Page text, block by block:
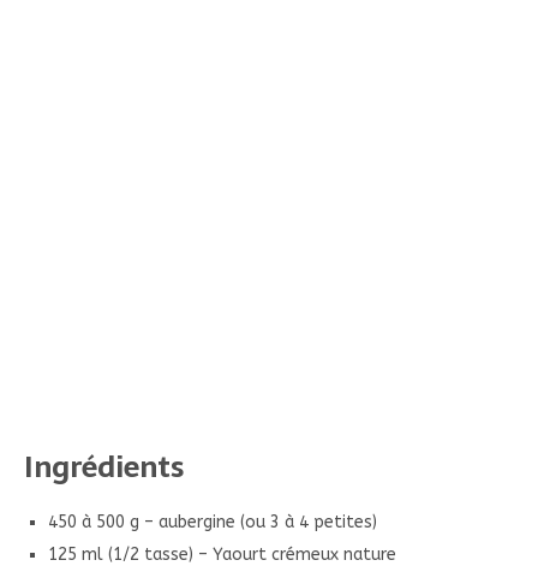
Ingrédients
450 à 500 g – aubergine (ou 3 à 4 petites)
125 ml (1/2 tasse) – Yaourt crémeux nature